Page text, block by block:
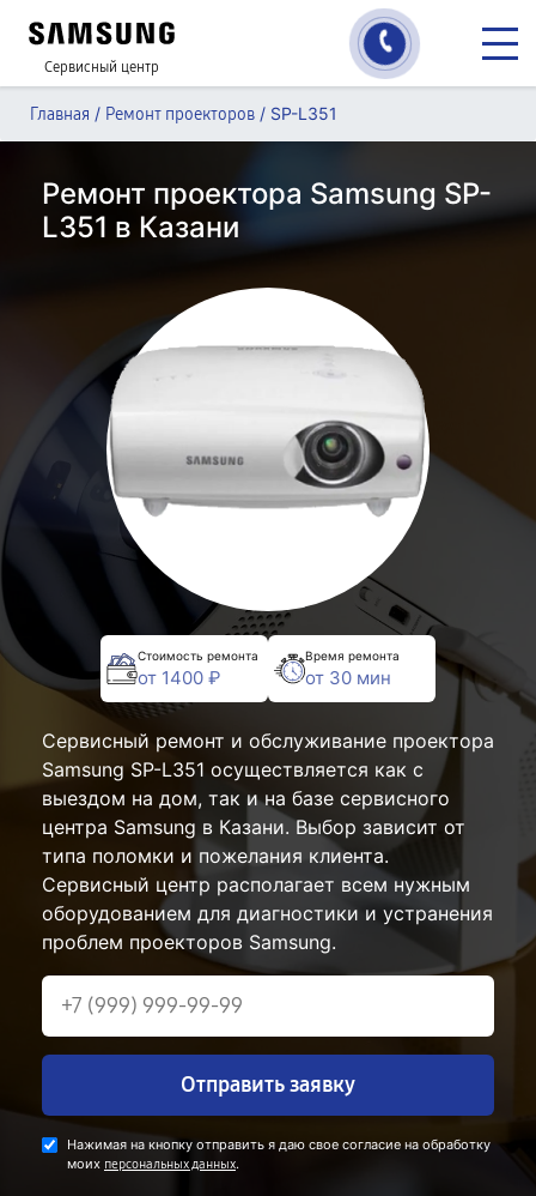
Сервисный центр
Главная / Ремонт проекторов / SP-L351
Ремонт проектора Samsung SP-
L351 в Казани
Стоимость ремонта
от 1400 ₽
Время ремонта
от 30 мин
Сервисный ремонт и обслуживание проектора
Samsung SP-L351 осуществляется как с
выездом на дом, так и на базе сервисного
центра Samsung в Казани. Выбор зависит от
типа поломки и пожелания клиента.
Сервисный центр располагает всем нужным
оборудованием для диагностики и устранения
проблем проекторов Samsung.
Отправить заявку
Нажимая на кнопку отправить я даю свое согласие на обработку
моих персональных данных.